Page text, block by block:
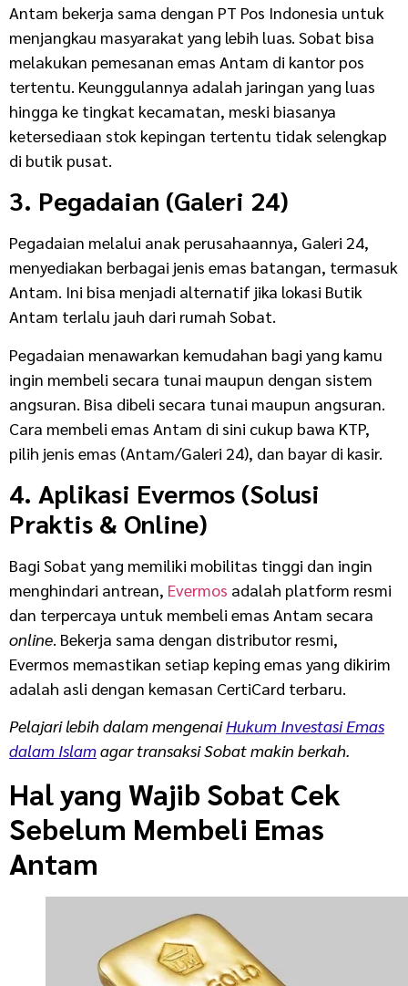
Antam bekerja sama dengan PT Pos Indonesia untuk
menjangkau masyarakat yang lebih luas. Sobat bisa
melakukan pemesanan emas Antam di kantor pos
tertentu. Keunggulannya adalah jaringan yang luas
hingga ke tingkat kecamatan, meski biasanya
ketersediaan stok kepingan tertentu tidak selengkap
di butik pusat.
3. Pegadaian (Galeri 24)
Pegadaian melalui anak perusahaannya, Galeri 24,
menyediakan berbagai jenis emas batangan, termasuk
Antam. Ini bisa menjadi alternatif jika lokasi Butik
Antam terlalu jauh dari rumah Sobat.
Pegadaian menawarkan kemudahan bagi yang kamu
ingin membeli secara tunai maupun dengan sistem
angsuran. Bisa dibeli secara tunai maupun angsuran.
Cara membeli emas Antam di sini cukup bawa KTP,
pilih jenis emas (Antam/Galeri 24), dan bayar di kasir.
4. Aplikasi Evermos (Solusi
Praktis & Online)
Bagi Sobat yang memiliki mobilitas tinggi dan ingin
menghindari antrean, Evermos adalah platform resmi
dan terpercaya untuk membeli emas Antam secara
online. Bekerja sama dengan distributor resmi,
Evermos memastikan setiap keping emas yang dikirim
adalah asli dengan kemasan CertiCard terbaru.
Pelajari lebih dalam mengenaiHukum Investasi Emas
dalam Islamagar transaksi Sobat makin berkah.
Hal yang Wajib Sobat Cek
Sebelum Membeli Emas
Antam